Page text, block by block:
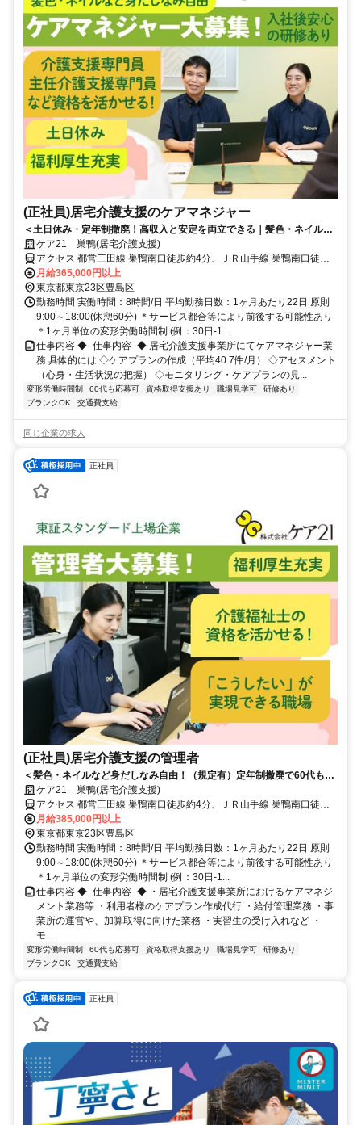
(正社員)居宅介護支援のケアマネジャー
＜土日休み・定年制撤廃！高収入と安定を両立できる｜髪色・ネイルな
ど身だしなみ自由！（規定有）＞「しっかり稼ぎたい」も「長く働きた
い」も、東証スタンダード上場のケア21なら叶います。専門部署のサポ
ート体制も万全です♪
ケア21 巣鴨(居宅介護支援)
アクセス 都営三田線 巣鴨南口徒歩約4分、ＪＲ山手線 巣鴨南口徒歩
約4分、都営三田線 千石A4口徒歩約8分 JR・都営地下鉄三田線「巣
鴨」駅から徒歩約4分
月給365,000円以上
東京都東京23区豊島区
勤務時間 実働時間：8時間/日 平均勤務日数：1ヶ月あたり22日 原則
9:00～18:00(休憩60分) ＊サービス都合等により前後する可能性あり
＊1ヶ月単位の変形労働時間制 (例：30日-1...
仕事内容 ◆- 仕事内容 -◆ 居宅介護支援事業所にてケアマネジャー業
務 具体的には ◇ケアプランの作成（平均40.7件/月） ◇アセスメント
（心身・生活状況の把握） ◇モニタリング・ケアプランの見...
変形労働時間制 60代も応募可 資格取得支援あり 職場見学可
研修あり
ブランクOK
交通費支給
同じ企業の求人
正社員
(正社員)居宅介護支援の管理者
＜髪色・ネイルなど身だしなみ自由！（規定有）定年制撤廃で60代も現
役で活躍中◎上場企業の安定性＞東証スタンダード上場のケア21で最大
限に活かしませんか？ 担当件数に応じた「技能手当」により、高収入を
実現。
ケア21 巣鴨(居宅介護支援)
アクセス 都営三田線 巣鴨南口徒歩約4分、ＪＲ山手線 巣鴨南口徒歩
約4分、都営三田線 千石A4口徒歩約8分 JR・都営地下鉄三田線「巣
鴨」駅から徒歩約4分
月給385,000円以上
東京都東京23区豊島区
勤務時間 実働時間：8時間/日 平均勤務日数：1ヶ月あたり22日 原則
9:00～18:00(休憩60分) ＊サービス都合等により前後する可能性あり
＊1ヶ月単位の変形労働時間制 (例：30日-1...
仕事内容 ◆- 仕事内容 -◆ ・居宅介護支援事業所におけるケアマネジ
メント業務等 ・利用者様のケアプラン作成代行 ・給付管理業務 ・事
業所の運営や、加算取得に向けた業務 ・実習生の受け入れなど ・
モ...
変形労働時間制 60代も応募可 資格取得支援あり 職場見学可
研修あり
ブランクOK
交通費支給
正社員